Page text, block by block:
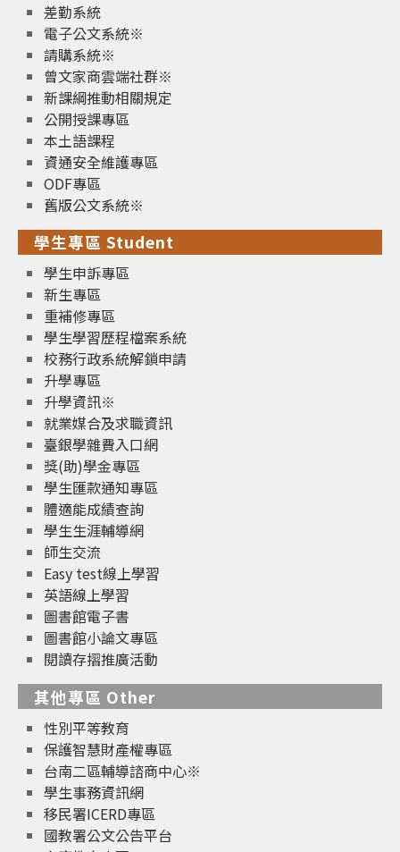
差勤系統
電子公文系統※
請購系統※
曾文家商雲端社群※
新課綱推動相關規定
公開授課專區
本土語課程
資通安全維護專區
ODF專區
舊版公文系統※
學生專區 Student
學生申訴專區
新生專區
重補修專區
學生學習歷程檔案系統
校務行政系統解鎖申請
升學專區
升學資訊※
就業媒合及求職資訊
臺銀學雜費入口網
獎(助)學金專區
學生匯款通知專區
體適能成績查詢
學生生涯輔導網
師生交流
Easy test線上學習
英語線上學習
圖書館電子書
圖書館小論文專區
閱讀存摺推廣活動
其他專區 Other
性別平等教育
保護智慧財產權專區
台南二區輔導諮商中心※
學生事務資訊網
移民署ICERD專區
國教署公文公告平台